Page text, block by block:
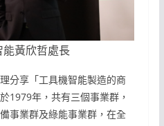
能黃欣哲處長
享「工具機智能製造的商
1979年，共有三個事業群，
事業群及綠能事業群，在全